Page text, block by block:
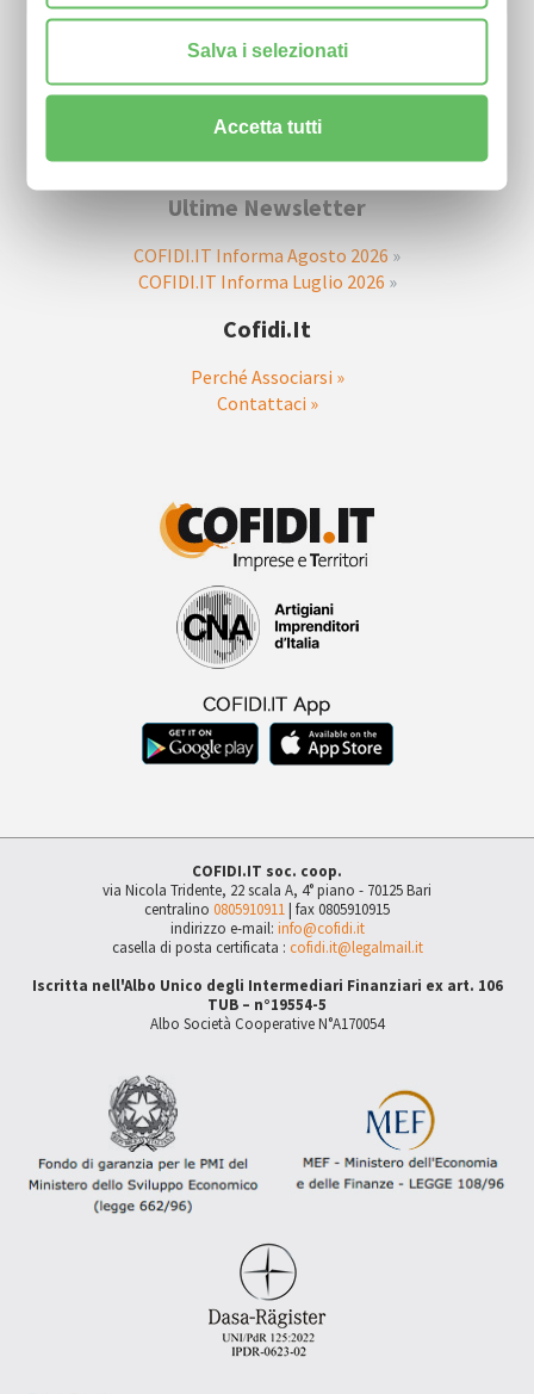
Ultime Newsletter
COFIDI.IT Informa Agosto 2026 »
COFIDI.IT Informa Luglio 2026 »
Cofidi.it
Perché Associarsi »
Contattaci »
COFIDI.IT soc. coop.
via Nicola Tridente, 22 scala A, 4° piano - 70125 Bari
centralino 0805910911| fax 0805910915
indirizzo e-mail: info@cofidi.it
casella di posta certificata : cofidi.it@legalmail.it
Iscritta nell'Albo Unico degli Intermediari Finanziari ex art. 106
TUB – n°19554-5
Albo Società Cooperative N°A170054
Salva i selezionati
Accetta tutti